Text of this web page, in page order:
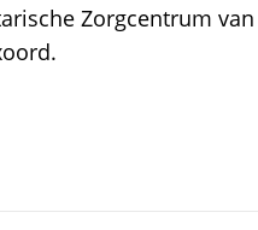
Zorgcentrum van